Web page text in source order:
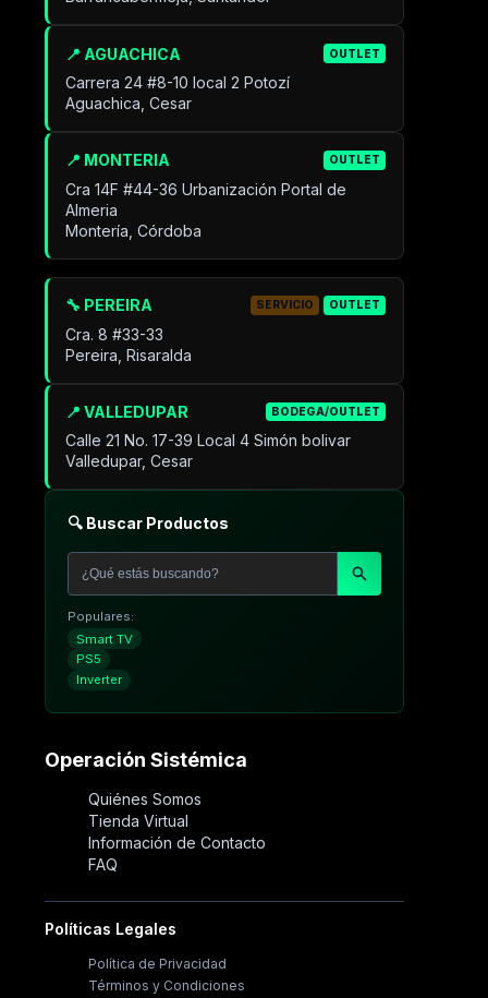
📍 AGUACHICA OUTLET
Carrera 24 #8-10 local 2 Potozí
Aguachica, Cesar
📍 MONTERIA OUTLET
Cra 14F #44-36 Urbanización Portal de
Almeria
Montería, Córdoba
📍 VALLEDUPAR BODEGA/OUTLET
Calle 21 No. 17-39 Local 4 Simón bolivar
Valledupar, Cesar
🔧 PEREIRA SERVICIO OUTLET
Cra. 8 #33-33
Pereira, Risaralda
🔍 Buscar Productos
Populares:
Smart TV
PS5
Inverter
Operación Sistémica
Quiénes Somos
Tienda Virtual
Información de Contacto
FAQ
Políticas Legales
Política de Privacidad
Términos y Condiciones